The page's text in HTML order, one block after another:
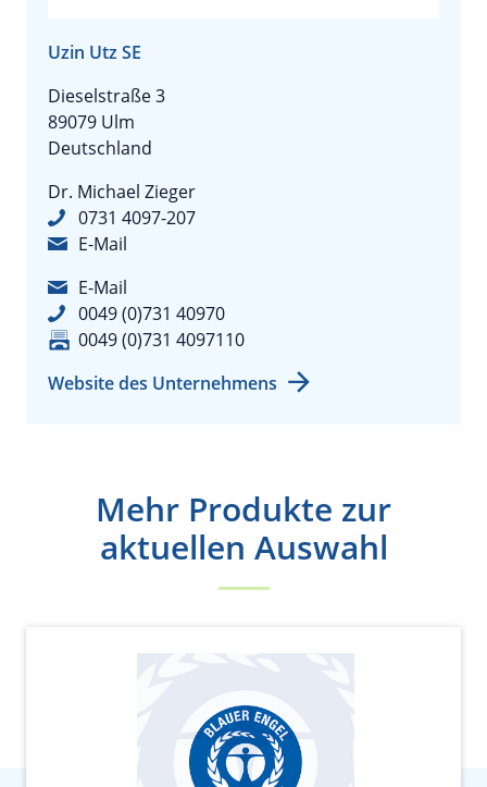
Uzin Utz SE
Dieselstraße 3
89079 Ulm
Deutschland
Dr. Michael Zieger
0731 4097-207
E-Mail
E-Mail
0049 (0)731 40970
0049 (0)731 4097110
Website des Unternehmens
Mehr Produkte zur
aktuellen Auswahl